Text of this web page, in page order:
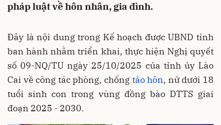
pháp luật về hôn nhân, gia đình.
Đây là nội dung trong Kế hoạch được UBND tỉnh
ban hành nhằm triển khai, thực hiện Nghị quyết
số 09-NQ/TU ngày 25/10/2025 của tỉnh ủy Lào
Cai về công tác phòng, chống tảo hôn, nữ dưới 18
tuổi sinh con trong vùng đồng bào DTTS giai
đoạn 2025 - 2030.